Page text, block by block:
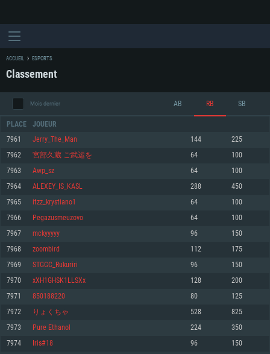
CONFIGURATION SYSTÈME REQUISE
Minimum
OS: Windows 10 (64 bit)
Processeur: Dual-Core 2.2 GHz
Mémoire: 4 GB
Carte graphique supportant DirectX 11: AMD Radeon 77XX / NVIDIA
GeForce GTX 660. La résolution minimale supportée par le jeu est de 720p
Connection: Connexion Internet à haut débit
Disque dur: 23.1 Go (client minimal)
Minimum
OS: Mac OS Big Sur 11.0 ou plus récent
Processeur: Core i5, minimum 2.2GHz (Les processeurs Intel Xeon ne sont
pas supportés)
Mémoire: 6 GB
Carte graphique: Intel Iris Pro 5200 (Mac), ou analogue AMD/Nvidia. La
résolution minimale supportée par le jeu est de 720p.
Connection: Connexion Internet à haut débit
Disque dur: 62,2 Go (client minimal)
Minimum
OS: Les configurations Linux 64 bits les plus modernes
Processeur: Dual-Core 2.4 GHz
Mémoire: 4 GB
Carte graphique: NVIDIA 660 avec les derniers drivers (moins de 6 mois) /
de même pour AMD (La résolution minimale supportée par le jeu est de
720p)
Connection: Connexion Internet à haut débit
Disque dur: 62,2 Go (client minimal)
ACCUEIL ESPORTS
Classement
Mois dernier AB RB SB
PLACE JOUEUR
7961 Jerry_The_Man 144 225
7962 宮部久蔵 ご武运を 64 100
7963 Awp_sz 64 100
7964 ALEXEY_IS_KASL 288 450
7965 itzz_krystiano1 64 100
7966 Pegazusmeuzovo 64 100
7967 mckyyyyy 96 150
7968 zoombird 112 175
7969 STGGC_Rukuriri 96 150
7970 xXH1GHSK1LLSXx 128 200
7971 850188220 80 125
7972 りょくちゃ 528 825
7973 Pure Ethanol 224 350
7974 Iris#18 96 150